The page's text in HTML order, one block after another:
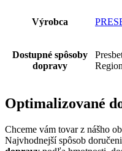
Výrobca
Dostupné spôsoby
dopravy
Optimalizované
Chceme vám tovar z nášho
Najvhodnejší spôsob